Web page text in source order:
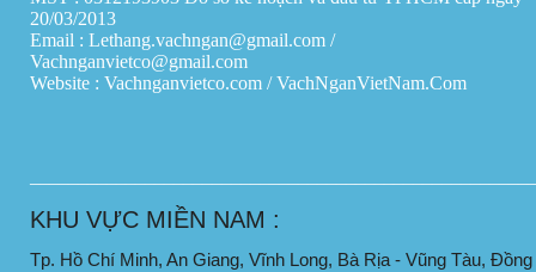
20/03/2013
Email : Lethang.vachngan@gmail.com /
Vachnganvietco@gmail.com
Website : Vachnganvietco.com /VachNganVietNam.Com
KHU VỰC MIỀN NAM :
Tp. Hồ Chí Minh, An Giang, Vĩnh Long, Bà Rịa - Vũng Tàu, Đồng